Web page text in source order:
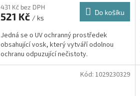
431 Kč bez DPH
521 Kč / ks
Do košíku
Jedná se o UV ochranný prostředek
obsahující vosk, který vytváří odolnou
ochranu odpuzující nečistoty.
Kód: 1029230329